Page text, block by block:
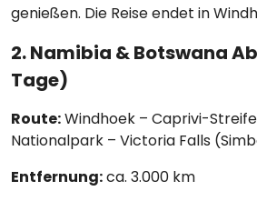
genießen. Die Reise endet in
2. Namibia & Botswana
Tage)
Route:Windhoek – Caprivi-
Nationalpark – Victoria Falls
Entfernung:ca. 3.000 km